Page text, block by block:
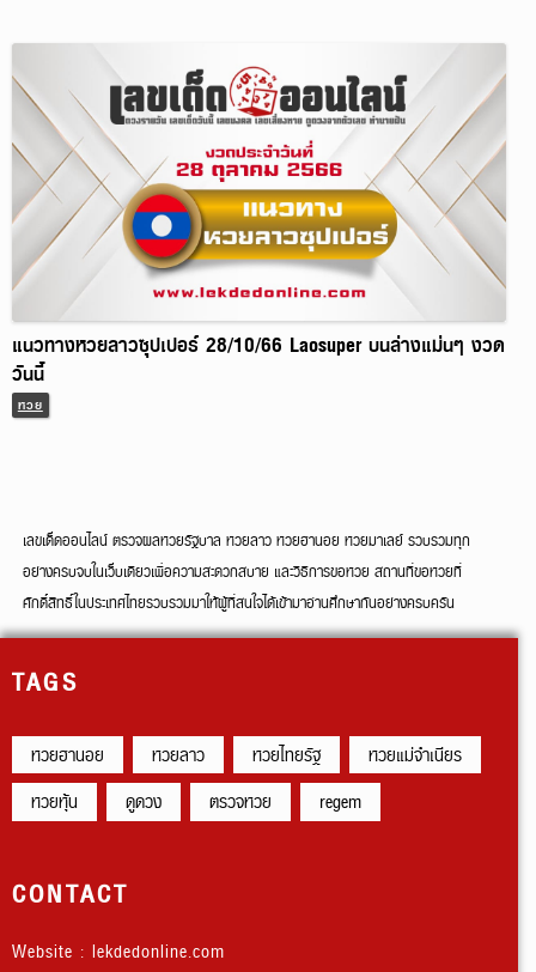
แนวทางหวยลาวซุปเปอร์ 28/10/66 Laosuper บนล่างแม่นๆ งวด
วันนี้
หวย
เลขเด็ดออนไลน์ ตรวจผลหวยรัฐบาล หวยลาว หวยฮานอย หวยมาเลย์ รวบรวมทุก
อย่างครบจบในเว็บเดียวเพื่อความสะดวกสบาย และวิธีการขอหวย สถานที่ขอหวยที่
ศักดิ์สิทธิ์ในประเทศไทยรวบรวมมาให้ผู้ที่สนใจได้เข้ามาอ่านศึกษากันอย่างครบครัน
TAGS
หวยฮานอย หวยลาว หวยไทยรัฐ
หวยแม่จำเนียร
หวยหุ้น
ดูดวง ตรวจหวย regem
CONTACT
Website : lekdedonline.com